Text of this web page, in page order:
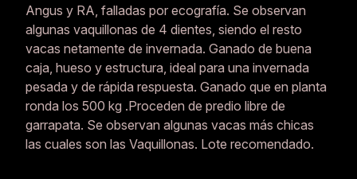
Angus y RA, falladas por ecografía. Se observan
algunas vaquillonas de 4 dientes, siendo el resto
vacas netamente de invernada. Ganado de buena
caja, hueso y estructura, ideal para una invernada
pesada y de rápida respuesta. Ganado que en planta
ronda los 500 kg .Proceden de predio libre de
garrapata. Se observan algunas vacas más chicas
las cuales son las Vaquillonas. Lote recomendado.